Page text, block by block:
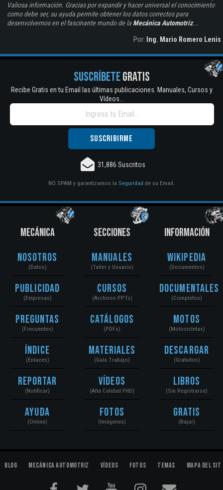
Valiosa información. Gracias por expandir y hacer universal el conocimiento
como debe ser, su ayuda permite obtener los datos correctos para
desenvolvernos en el fascinante mundo de la Mecánica Automotriz...
Por: Ing. Mario Romero Lenis
SUSCRÍBETEGRATIS
Recibe Gratis en tu Email las últimas publicaciones. Manuales, Cursos y
Vídeos...
31,886 Suscritos
NO SPAM y garantizamos la Seguridad de su Email.
MECÁNICA
Nosotros
(Datos)
Publicidad
(Empresas)
Preguntas
(Frecuentes)
Índice
(Enlaces)
Reportar
(Notificar)
Ayuda
(Online)
SECCIONES
Manuales
(Taller y Usuario)
Cursos
(Archivos PPTs)
Catálogos
(PDFs)
Materiales
(Guía Trabajo)
Vídeos
(Alta Calidad FHD)
Fotos
(Imágenes)
INFORMACIÓN
Wikipedia
(Documentos)
Documentales
(Completos)
Motos
(Motocicletas)
Descargar
(Gratuitos)
Libros
(Sin Registrarse)
Gratis
(Bajar)
Blog Mecánica Automotriz Vídeos Fotos Temas Mapa del